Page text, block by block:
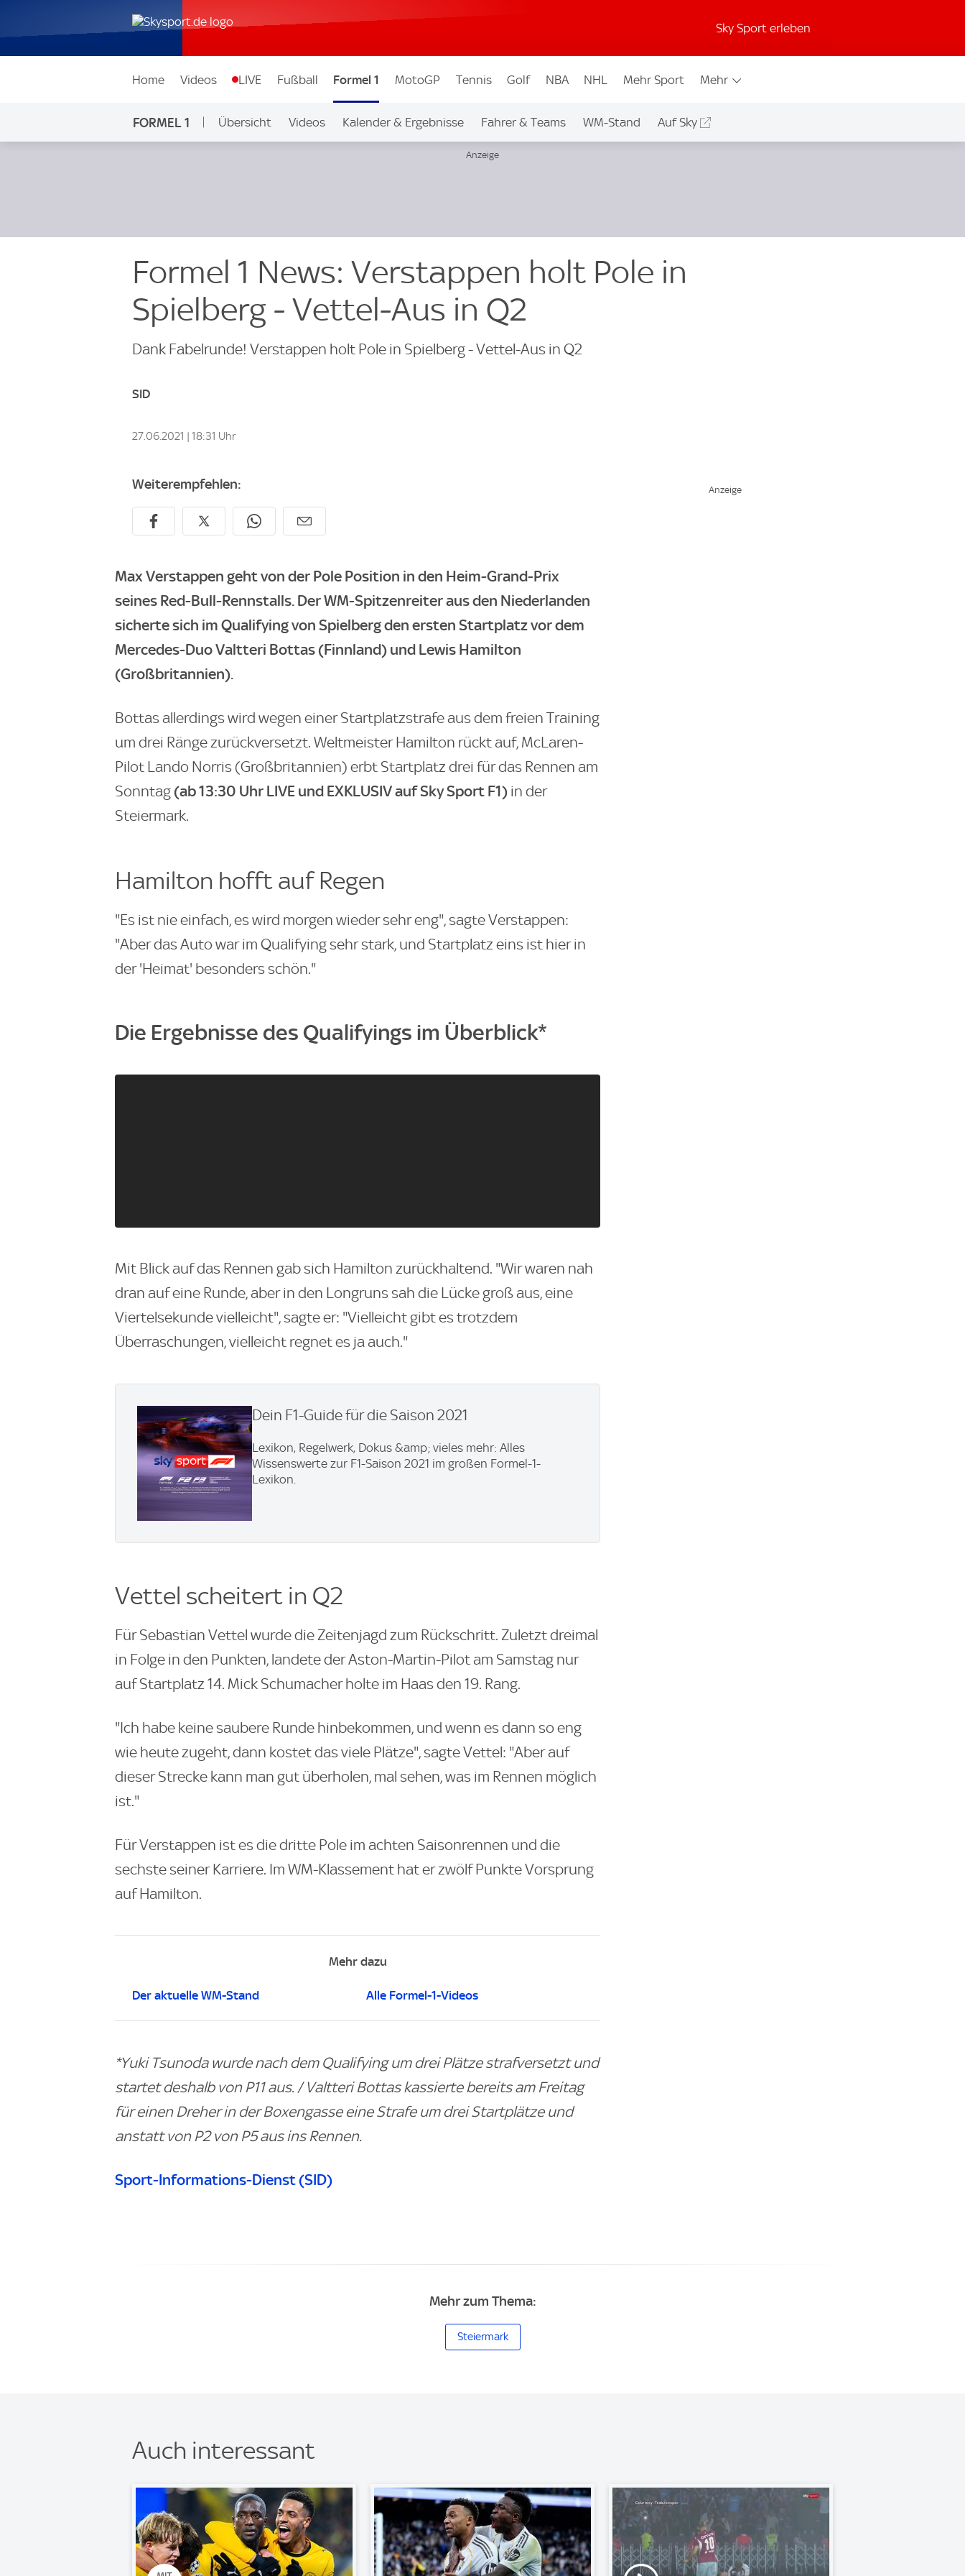
Sky Sport erleben
Home Videos LIVE Fußball Formel 1 MotoGP Tennis Golf NBA NHL Mehr Sport Mehr
FORMEL 1 Übersicht Videos Kalender & Ergebnisse Fahrer & Teams WM-Stand Auf Sky
Formel 1 News: Verstappen holt Pole in
Spielberg - Vettel-Aus in Q2
Dank Fabelrunde! Verstappen holt Pole in Spielberg - Vettel-Aus in Q2
SID
27.06.2021 | 18:31 Uhr
Weiterempfehlen:
Max Verstappen geht von der Pole Position in den Heim-Grand-Prix
seines Red-Bull-Rennstalls. Der WM-Spitzenreiter aus den Niederlanden
sicherte sich im Qualifying von Spielberg den ersten Startplatz vor dem
Mercedes-Duo Valtteri Bottas (Finnland) und Lewis Hamilton
(Großbritannien).
Bottas allerdings wird wegen einer Startplatzstrafe aus dem freien Training
um drei Ränge zurückversetzt. Weltmeister Hamilton rückt auf, McLaren-
Pilot Lando Norris (Großbritannien) erbt Startplatz drei für das Rennen am
Sonntag (ab 13:30 Uhr LIVE und EXKLUSIV auf Sky Sport F1) in der
Steiermark.
Hamilton hofft auf Regen
"Es ist nie einfach, es wird morgen wieder sehr eng", sagte Verstappen:
"Aber das Auto war im Qualifying sehr stark, und Startplatz eins ist hier in
der 'Heimat' besonders schön."
Die Ergebnisse des Qualifyings im Überblick*
Mit Blick auf das Rennen gab sich Hamilton zurückhaltend. "Wir waren nah
dran auf eine Runde, aber in den Longruns sah die Lücke groß aus, eine
Viertelsekunde vielleicht", sagte er: "Vielleicht gibt es trotzdem
Überraschungen, vielleicht regnet es ja auch."
Dein F1-Guide für die Saison 2021
Lexikon, Regelwerk, Dokus &amp; vieles mehr: Alles
Wissenswerte zur F1-Saison 2021 im großen Formel-1-
Lexikon.
Vettel scheitert in Q2
Für Sebastian Vettel wurde die Zeitenjagd zum Rückschritt. Zuletzt dreimal
in Folge in den Punkten, landete der Aston-Martin-Pilot am Samstag nur
auf Startplatz 14. Mick Schumacher holte im Haas den 19. Rang.
"Ich habe keine saubere Runde hinbekommen, und wenn es dann so eng
wie heute zugeht, dann kostet das viele Plätze", sagte Vettel: "Aber auf
dieser Strecke kann man gut überholen, mal sehen, was im Rennen möglich
ist."
Für Verstappen ist es die dritte Pole im achten Saisonrennen und die
sechste seiner Karriere. Im WM-Klassement hat er zwölf Punkte Vorsprung
auf Hamilton.
Mehr dazu
Der aktuelle WM-Stand Alle Formel-1-Videos
*Yuki Tsunoda wurde nach dem Qualifying um drei Plätze strafversetzt und
startet deshalb von P11 aus. / Valtteri Bottas kassierte bereits am Freitag
für einen Dreher in der Boxengasse eine Strafe um drei Startplätze und
anstatt von P2 von P5 aus ins Rennen.
Sport-Informations-Dienst (SID)
Mehr zum Thema:
Steiermark
Auch interessant